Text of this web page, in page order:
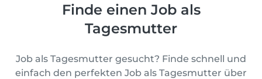
Finde einen Job als
Tagesmutter
Job als Tagesmutter gesucht? Finde schnell und
einfach den perfekten Job als Tagesmutter über